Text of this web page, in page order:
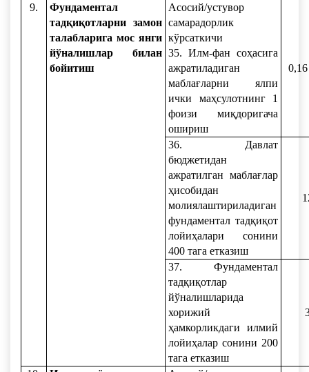
9.
Фундаментал
тадқиқотларни замон
талабларига мос янги
йўналишлар билан
бойитиш
Асосий/устувор
самарадорлик
кўрсаткичи
35. Илм-фан соҳасига
ажратиладиган
маблағларни ялпи
ички маҳсулотнинг 1
фоизи миқдоригача
ошириш
36. Давлат
бюджетидан
ажратилган маблағлар
ҳисобидан
молиялаштириладиган
фундаментал тадқиқот
лойиҳалари сонини
400 тага етказиш
37. Фундаментал
тадқиқотлар
йўналишларида
хорижий
ҳамкорликдаги илмий
лойиҳалар сонини 200
тага етказиш